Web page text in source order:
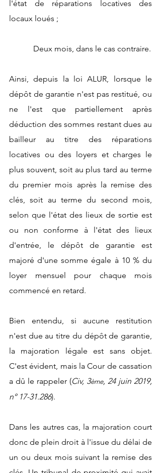
l'état de réparations locatives des
locaux loués ;
Deux mois, dans le cas contraire.
Ainsi, depuis la loi ALUR, lorsque le
dépôt de garantie n'est pas restitué, ou
ne l'est que partiellement après
déduction des sommes restant dues au
bailleur au titre des réparations
locatives ou des loyers et charges le
plus souvent, soit au plus tard au terme
du premier mois après la remise des
clés, soit au terme du second mois,
selon que l'état des lieux de sortie est
ou non conforme à l'état des lieux
d'entrée, le dépôt de garantie est
majoré d'une somme égale à 10 % du
loyer mensuel pour chaque mois
commencé en retard.
Bien entendu, si aucune restitution
n'est due au titre du dépôt de garantie,
la majoration légale est sans objet.
C'est évident, mais la Cour de cassation
a dû le rappeler (Civ, 3ème, 24 juin 2019,
n° 17-31.286).
Dans les autres cas, la majoration court
donc de plein droit à l'issue du délai de
un ou deux mois suivant la remise des